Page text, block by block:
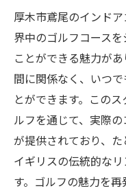
厚木市鳶尾のインド
界中のゴルフコース
ことができる魅力が
間に関係なく、いつ
とができます。この
ルフを通じて、実際
が提供されており、
イギリスの伝統的な
す。ゴルフの魅力を